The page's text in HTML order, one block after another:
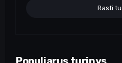
Rasti